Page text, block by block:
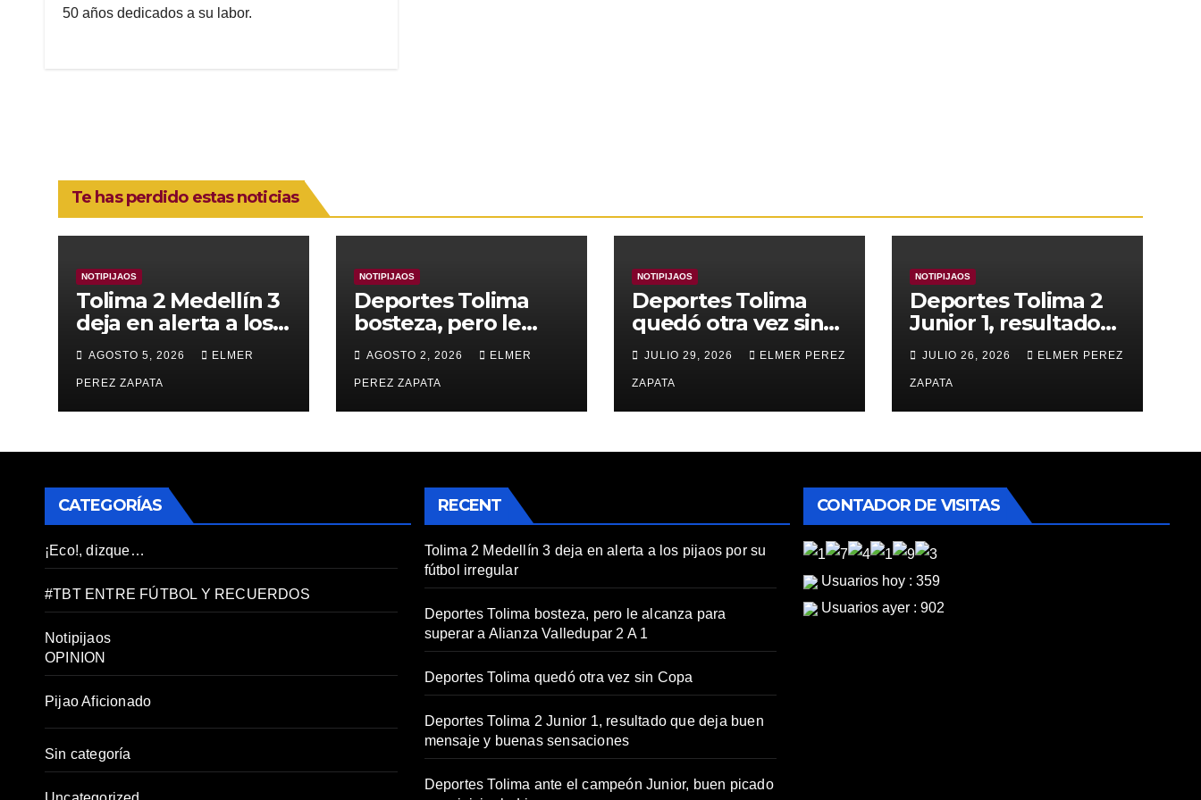
50 años dedicados a su labor.
Te has perdido estas noticias
NOTIPIJAOS
Tolima 2 Medellín 3
deja en alerta a los
pijaos por su fútbol
irregular
AGOSTO 5, 2026 ELMER
PEREZ ZAPATA
NOTIPIJAOS
Deportes Tolima
bosteza, pero le
alcanza para
superar a Alianza
Valledupar 2 A 1
AGOSTO 2, 2026 ELMER
PEREZ ZAPATA
NOTIPIJAOS
Deportes Tolima
quedó otra vez sin
Copa
JULIO 29, 2026 ELMER PEREZ
ZAPATA
NOTIPIJAOS
Deportes Tolima 2
Junior 1, resultado
que deja buen
mensaje y buenas
sensaciones
JULIO 26, 2026 ELMER PEREZ
ZAPATA
CATEGORÍAS
¡Eco!, dizque…
#TBT ENTRE FÚTBOL Y RECUERDOS
Notipijaos
OPINION
Pijao Aficionado
Sin categoría
RECENT
Tolima 2 Medellín 3 deja en alerta a los pijaos por su
fútbol irregular
Deportes Tolima bosteza, pero le alcanza para
superar a Alianza Valledupar 2 A 1
Deportes Tolima quedó otra vez sin Copa
Deportes Tolima 2 Junior 1, resultado que deja buen
mensaje y buenas sensaciones
Deportes Tolima ante el campeón Junior, buen picado
CONTADOR DE VISITAS
Usuarios hoy : 359
Usuarios ayer : 902